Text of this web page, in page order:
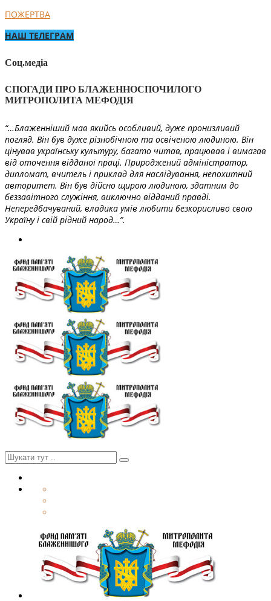
ПОЖЕРТВА
НАШ ТЕЛЕГРАМ
Соц.медіа
СПОГАДИ ПРО БЛАЖЕННОСПОЧИЛОГО
МИТРОПОЛИТА МЕФОДІЯ
“…Блаженніший мав якийсь особливий, дуже пронизливий
погляд. Він був дуже різнобічною та освіченою людиною. Він
цінував українську культуру, багато читав, працював і вимагав
від оточення відданої праці. Природжений адміністратор,
дипломат, вчитель і приклад для наслідування, непохитний
авторитет. Він був дійсно щирою людиною, здатним до
беззавітного служіння, виключно відданий правді.
Непередбачуваний, владика умів любити безкорисливо свою
Україну і свій рідний народ…”.